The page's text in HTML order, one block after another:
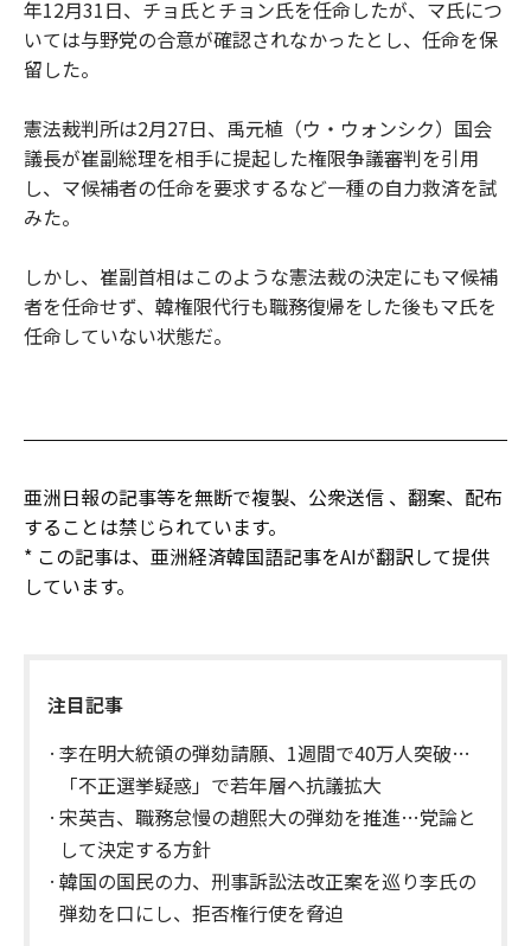
年12月31日、チョ氏とチョン氏を任命したが、マ氏につ
いては与野党の合意が確認されなかったとし、任命を保
留した。
憲法裁判所は2月27日、禹元植（ウ・ウォンシク）国会
議長が崔副総理を相手に提起した権限争議審判を引用
し、マ候補者の任命を要求するなど一種の自力救済を試
みた。
しかし、崔副首相はこのような憲法裁の決定にもマ候補
者を任命せず、韓権限代行も職務復帰をした後もマ氏を
任命していない状態だ。
亜洲日報の記事等を無断で複製、公衆送信 、翻案、配布
することは禁じられています。
* この記事は、亜洲経済韓国語記事をAIが翻訳して提供
しています。
注目記事
李在明大統領の弾劾請願、1週間で40万人突破…
「不正選挙疑惑」で若年層へ抗議拡大
宋英吉、職務怠慢の趙熙大の弾劾を推進…党論と
して決定する方針
韓国の国民の力、刑事訴訟法改正案を巡り李氏の
弾劾を口にし、拒否権行使を脅迫